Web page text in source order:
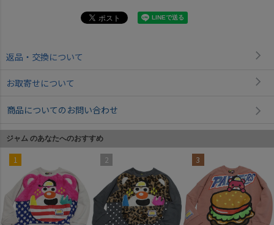
返品・交換について
お取寄せについて
商品についてのお問い合わせ
ジャム のあなたへのおすすめ
1 2 3